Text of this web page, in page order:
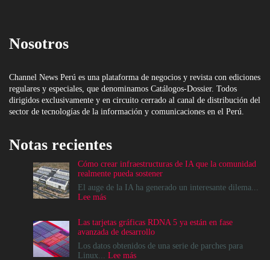
Nosotros
Channel News Perú es una plataforma de negocios y revista con ediciones
regulares y especiales, que denominamos Catálogos-Dossier. Todos
dirigidos exclusivamente y en circuito cerrado al canal de distribución del
sector de tecnologías de la información y comunicaciones en el Perú.
Notas recientes
Cómo crear infraestructuras de IA que la comunidad
realmente pueda sostener
El auge de la IA ha generado un interesante dilema...
Lee más:
infraestructuras
de
IA
que
Las tarjetas gráficas RDNA 5 ya están en fase
avanzada de desarrollo
Los datos obtenidos de una serie de parches para
Linux... Lee más: